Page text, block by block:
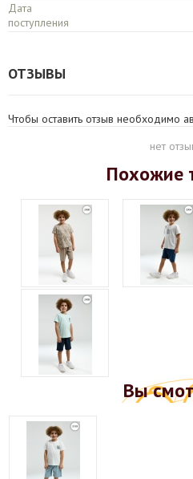
Дата
поступления
ОТЗЫВЫ
Чтобы оставить отзыв необходимо
нет
Похожие
Вы